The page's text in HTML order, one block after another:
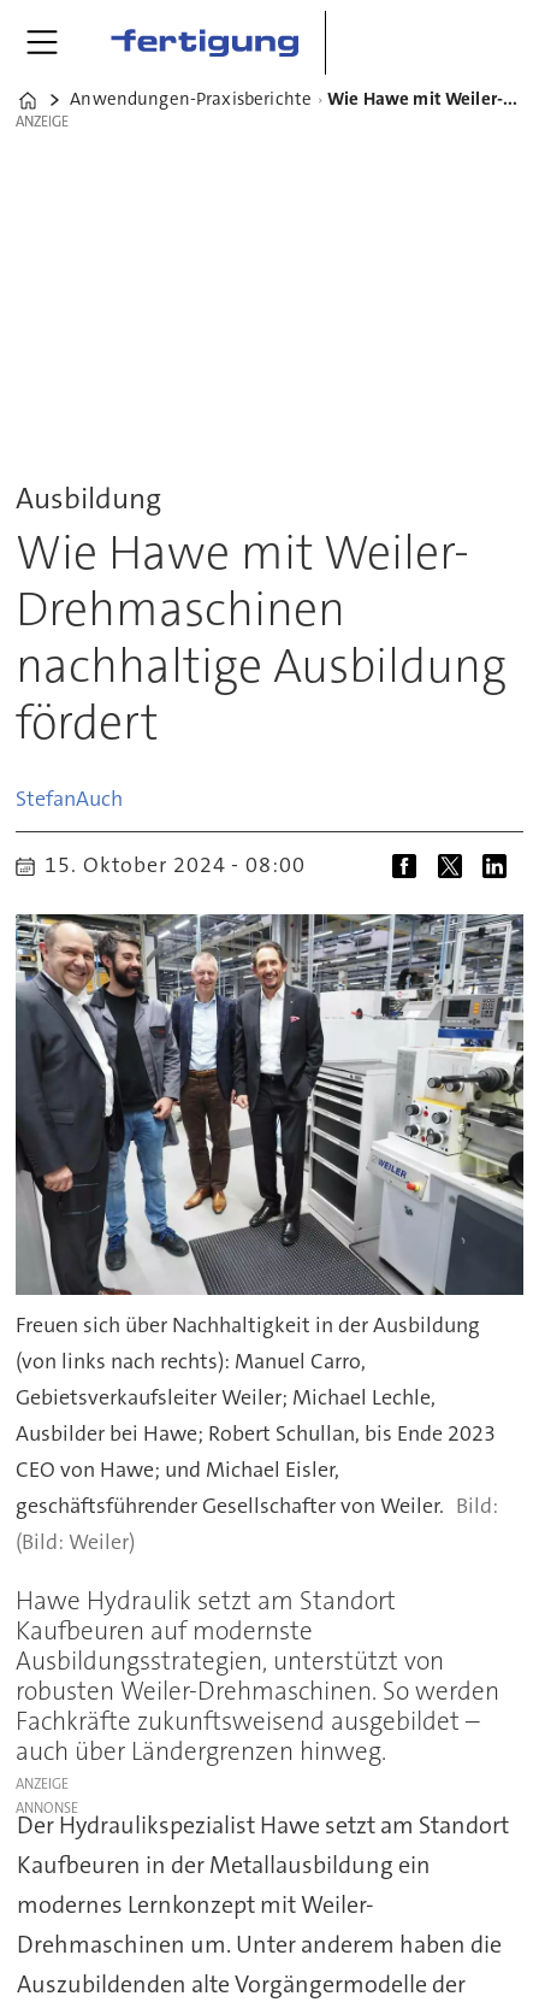
Home
Anwendungen-Praxisberichte Wie Hawe mit Weiler-Drehmaschinen nachhaltige Ausbildung fördert
ANZEIGE
ANZEIGE
Ausbildung
Wie Hawe mit Weiler-
Drehmaschinen
nachhaltige Ausbildung
fördert
StefanAuch
15. Oktober 2024 - 08:00
Freuen sich über Nachhaltigkeit in der Ausbildung
(von links nach rechts): Manuel Carro,
Gebietsverkaufsleiter Weiler; Michael Lechle,
Ausbilder bei Hawe; Robert Schullan, bis Ende 2023
CEO von Hawe; und Michael Eisler,
geschäftsführender Gesellschafter von Weiler.
(Bild: Weiler)
Hawe Hydraulik setzt am Standort
Kaufbeuren auf modernste
Ausbildungsstrategien, unterstützt von
robusten Weiler-Drehmaschinen. So werden
Fachkräfte zukunftsweisend ausgebildet –
auch über Ländergrenzen hinweg.
ANZEIGE
Der Hydraulikspezialist Hawe setzt am Standort
Kaufbeuren in der Metallausbildung ein
modernes Lernkonzept mit Weiler-
Drehmaschinen um. Unter anderem haben die
Auszubildenden alte Vorgängermodelle der